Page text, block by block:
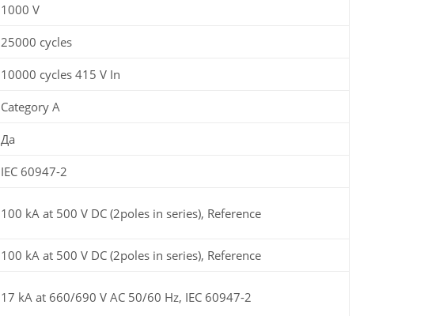
1000 V
25000 cycles
10000 cycles 415 V In
Category A
Да
IEC 60947-2
100 kA at 500 V DC (2poles in series), Reference
100 kA at 500 V DC (2poles in series), Reference
17 kA at 660/690 V AC 50/60 Hz, IEC 60947-2